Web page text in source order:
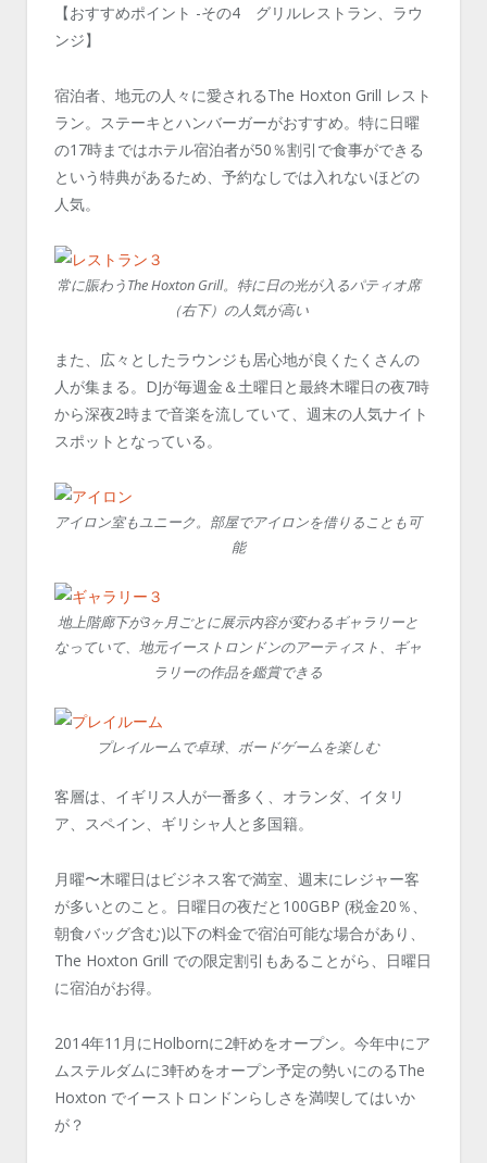
【おすすめポイント -その4 グリルレストラン、ラウ
ンジ】
宿泊者、地元の人々に愛されるThe Hoxton Grill レスト
ラン。ステーキとハンバーガーがおすすめ。特に日曜
の17時まではホテル宿泊者が50％割引で食事ができる
という特典があるため、予約なしでは入れないほどの
人気。
常に賑わうThe Hoxton Grill。特に日の光が入るパティオ席
（右下）の人気が高い
また、広々としたラウンジも居心地が良くたくさんの
人が集まる。DJが毎週金＆土曜日と最終木曜日の夜7時
から深夜2時まで音楽を流していて、週末の人気ナイト
スポットとなっている。
アイロン室もユニーク。部屋でアイロンを借りることも可
能
地上階廊下が3ヶ月ごとに展示内容が変わるギャラリーと
なっていて、地元イーストロンドンのアーティスト、ギャ
ラリーの作品を鑑賞できる
プレイルームで卓球、ボードゲームを楽しむ
客層は、イギリス人が一番多く、オランダ、イタリ
ア、スペイン、ギリシャ人と多国籍。
月曜〜木曜日はビジネス客で満室、週末にレジャー客
が多いとのこと。日曜日の夜だと100GBP (税金20％、
朝食バッグ含む)以下の料金で宿泊可能な場合があり、
The Hoxton Grill での限定割引もあることがら、日曜日
に宿泊がお得。
2014年11月にHolbornに2軒めをオープン。今年中にア
ムステルダムに3軒めをオープン予定の勢いにのるThe
Hoxton でイーストロンドンらしさを満喫してはいか
が？